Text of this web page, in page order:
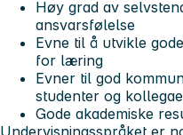
Høy grad av
ansvarsfølelse
Evne til å utvikle
for læring
Evner til god
studenter og
Gode akademiske
Undervisningsspråket er